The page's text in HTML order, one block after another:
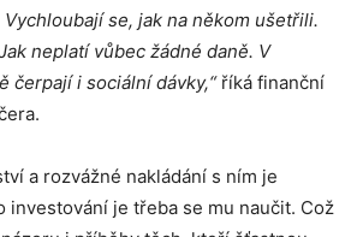
se, jak na někom ušetřili.
neplatí vůbec žádné daně. V
čerpají i sociální dávky,“říká finanční
a rozvážné nakládání s ním je
investování je třeba se mu naučit. Což